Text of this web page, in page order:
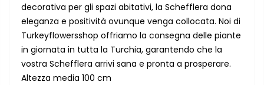
decorativa per gli spazi abitativi, la Schefflera dona
eleganza e positività ovunque venga collocata. Noi di
Turkeyflowersshop offriamo la consegna delle piante
in giornata in tutta la Turchia, garantendo che la
vostra Schefflera arrivi sana e pronta a prosperare.
Altezza media 100 cm